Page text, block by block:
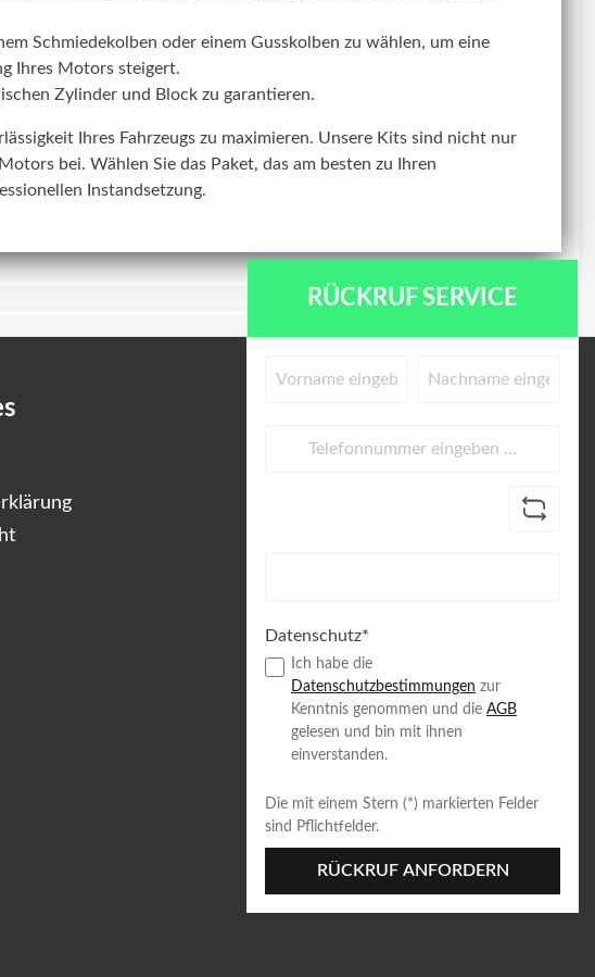
Schmiedekolben oder einem Gusskolben zu wählen, um eine
Ihres Motors steigert.
Zylinder und Block zu garantieren.
Ihres Fahrzeugs zu maximieren. Unsere Kits sind nicht nur
bei. Wählen Sie das Paket, das am besten zu Ihren
Instandsetzung.
RÜCKRUF SERVICE
Datenschutz*
Ich habe die
Datenschutzbestimmungen zur
Kenntnis genommen und die AGB
gelesen und bin mit ihnen
einverstanden.
Die mit einem Stern (*) markierten Felder
sind Pflichtfelder.
RÜCKRUF ANFORDERN